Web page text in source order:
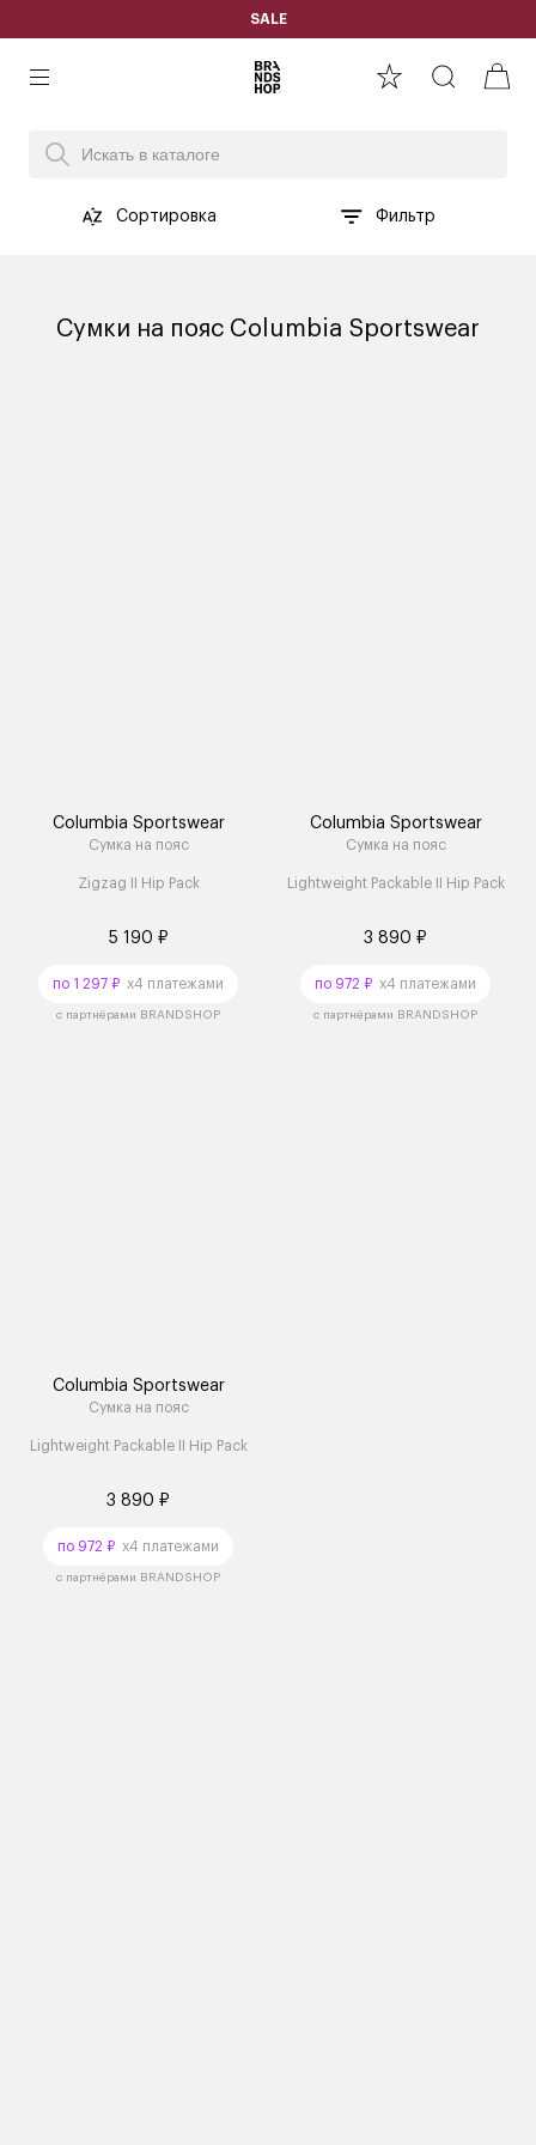
SALE
Сортировка Фильтр
Сумки на пояс Columbia Sportswear
Columbia Sportswear
Сумка на пояс
Zigzag II Hip Pack
5 190 ₽
по 1 297 ₽ x4 платежами
с партнёрами BRANDSHOP
Columbia Sportswear
Сумка на пояс
Lightweight Packable II Hip Pack
3 890 ₽
по 972 ₽ x4 платежами
с партнёрами BRANDSHOP
Columbia Sportswear
Сумка на пояс
Lightweight Packable II Hip Pack
3 890 ₽
по 972 ₽ x4 платежами
с партнёрами BRANDSHOP